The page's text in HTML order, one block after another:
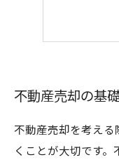
不動産
不動産売却の基
不動産売却を考え
くことが大切です